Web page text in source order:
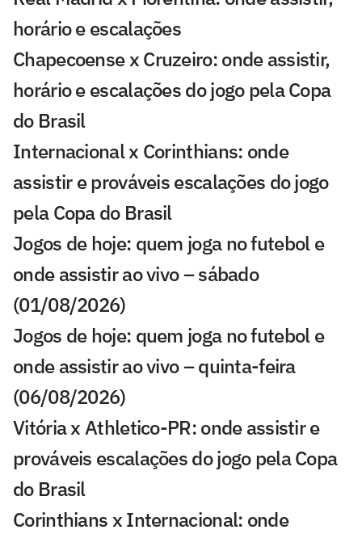
horário e escalações
Chapecoense x Cruzeiro: onde assistir,
horário e escalações do jogo pela Copa
do Brasil
Internacional x Corinthians: onde
assistir e prováveis escalações do jogo
pela Copa do Brasil
Jogos de hoje: quem joga no futebol e
onde assistir ao vivo – sábado
(01/08/2026)
Jogos de hoje: quem joga no futebol e
onde assistir ao vivo – quinta-feira
(06/08/2026)
Vitória x Athletico-PR: onde assistir e
prováveis escalações do jogo pela Copa
do Brasil
Corinthians x Internacional: onde